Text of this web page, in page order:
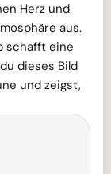
Herz und
aus.
schafft eine
dieses Bild
und zeigst,